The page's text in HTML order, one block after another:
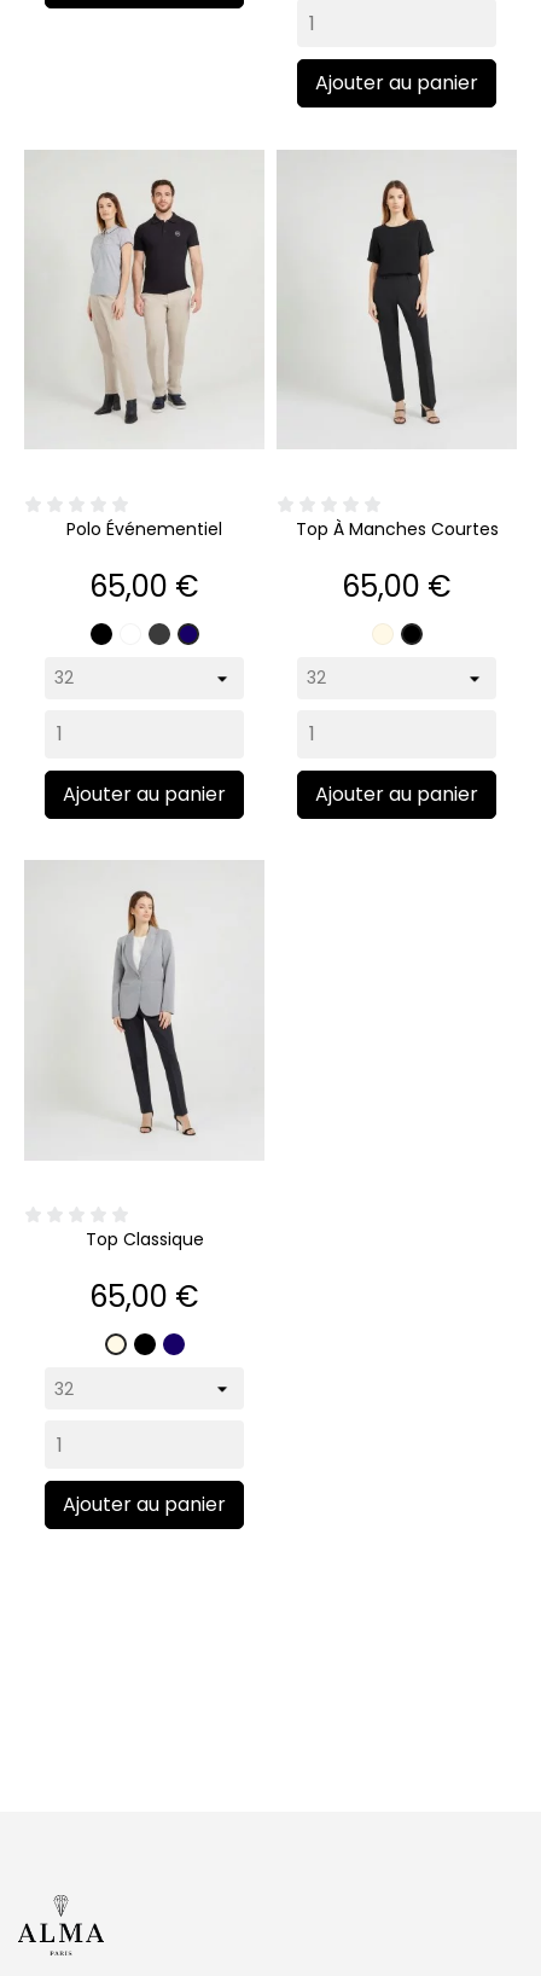
Ajouter au panier
Polo Événementiel
Prix
65,00 €
Noir BlancGrisMarine
Ajouter au panier
Top À Manches Courtes
Prix
65,00 €
ÉcruNoir
Ajouter au panier
Top Classique
Prix
65,00 €
ÉcruNoirMarine
Ajouter au panier